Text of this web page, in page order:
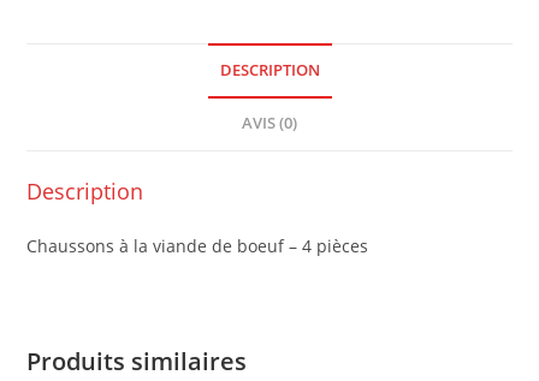
DESCRIPTION
AVIS (0)
Description
Chaussons à la viande de boeuf – 4 pièces
Produits similaires